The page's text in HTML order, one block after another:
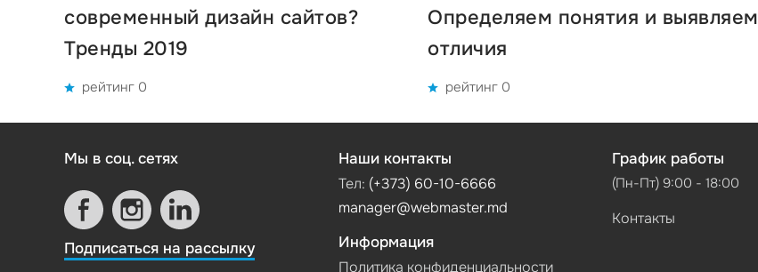
современный дизайн сайтов?
Тренды 2019
рейтинг 0
Определяем понятия и выявляем
отличия
рейтинг 0
Мы в соц. сетях
Подписаться на рассылку
Наши контакты
Тел: (+373) 60-10-6666
manager@webmaster.md
Информация
Политика конфиденциальности
График работы
(Пн-Пт) 9:00 - 18:00
Контакты